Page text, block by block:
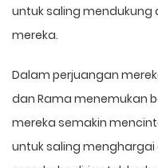
untuk saling
mereka.
Dalam perjuangan
dan Rama menemukan
mereka semakin
untuk saling